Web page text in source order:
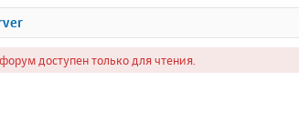
доступен только для чтения.